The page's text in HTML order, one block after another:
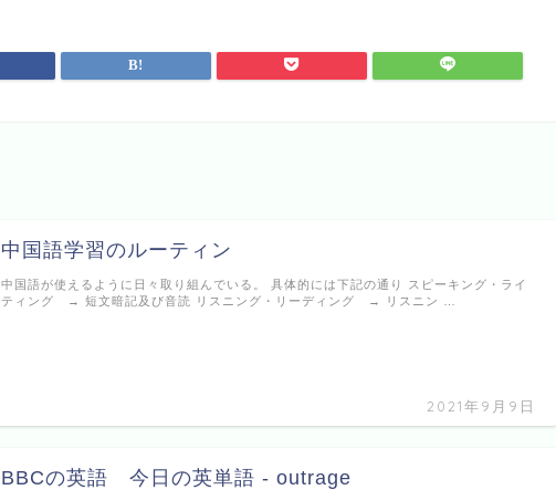
中国語学習のルーティン
2021年9月9日
中国語が使えるように日々取り組んでいる。 具体的には下記の通り スピーキング・ライ
ティング → 短文暗記及び音読 リスニング・リーディング → リスニン …
BBCの英語 今日の英単語 - outrage